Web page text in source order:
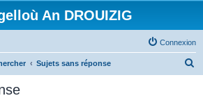
An DROUIZIG
Connexion
Sujets sans réponse